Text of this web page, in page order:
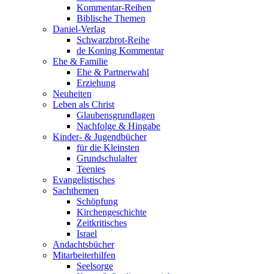
Kommentar-Reihen
Biblische Themen
Daniel-Verlag
Schwarzbrot-Reihe
de Koning Kommentar
Ehe & Familie
Ehe & Partnerwahl
Erziehung
Neuheiten
Leben als Christ
Glaubensgrundlagen
Nachfolge & Hingabe
Kinder- & Jugendbücher
für die Kleinsten
Grundschulalter
Teenies
Evangelistisches
Sachthemen
Schöpfung
Kirchengeschichte
Zeitkritisches
Israel
Andachtsbücher
Mitarbeiterhilfen
Seelsorge